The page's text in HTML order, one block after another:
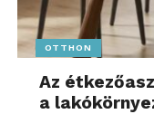
OTTHON
Az
a